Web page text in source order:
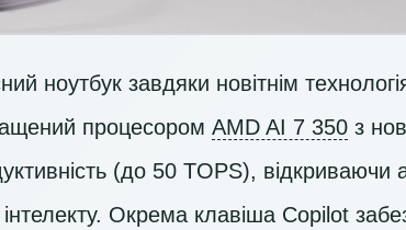
ноутбук завдяки новітнім
процесором AMD AI 7 350 з
(до 50 TOPS), відкриваючи
Окрема клавіша Copilot